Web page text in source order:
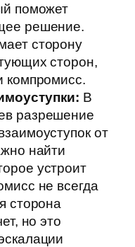
поможет
решение.
сторону
сторон,
компромисс.
В
разрешение
от
найти
устроит
не всегда
сторона
но это